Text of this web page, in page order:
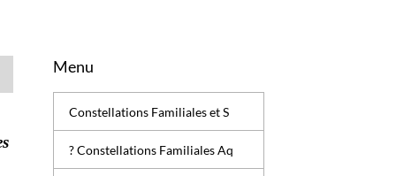
Menu
Constellations Familiales et S
? Constellations Familiales Aq